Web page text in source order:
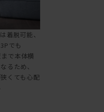
着脱可能、
でも
で本体横
るため、
くても心配